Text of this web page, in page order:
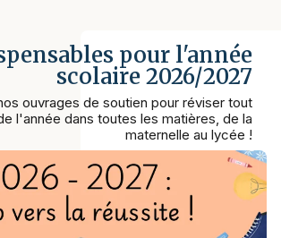
pour l'année
scolaire 2026/2027
ouvrages de soutien pour réviser tout
l'année dans toutes les matières, de la
maternelle au lycée !